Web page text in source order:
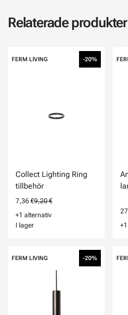
Relaterade produkter
FERM LIVING -20%
Collect Lighting Ring
tillbehör
7,36 €9,20 €
+1 alternativ
I lager
FERM LIVING -20%